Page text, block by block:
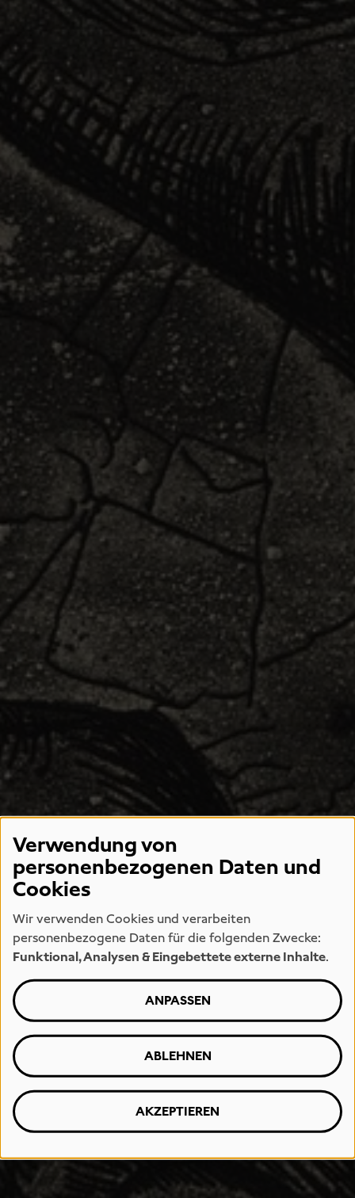
Verwendung von
personenbezogenen Daten und
Cookies
Wir verwenden Cookies und verarbeiten
personenbezogene Daten für die folgenden Zwecke:
Funktional, Analysen & Eingebettete externe Inhalte.
ANPASSEN
ABLEHNEN
AKZEPTIEREN